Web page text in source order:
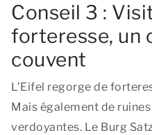
Conseil 3 :
forteresse, un
couvent
L’Eifel regorge de
Mais également de
verdoyantes. Le Burg